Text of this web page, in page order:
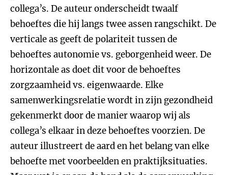
collega’s. De auteur onderscheidt twaalf
behoeftes die hij langs twee assen rangschikt. De
verticale as geeft de polariteit tussen de
behoeftes autonomie vs. geborgenheid weer. De
horizontale as doet dit voor de behoeftes
zorgzaamheid vs. eigenwaarde. Elke
samenwerkingsrelatie wordt in zijn gezondheid
gekenmerkt door de manier waarop wij als
collega’s elkaar in deze behoeftes voorzien. De
auteur illustreert de aard en het belang van elke
behoefte met voorbeelden en praktijksituaties.